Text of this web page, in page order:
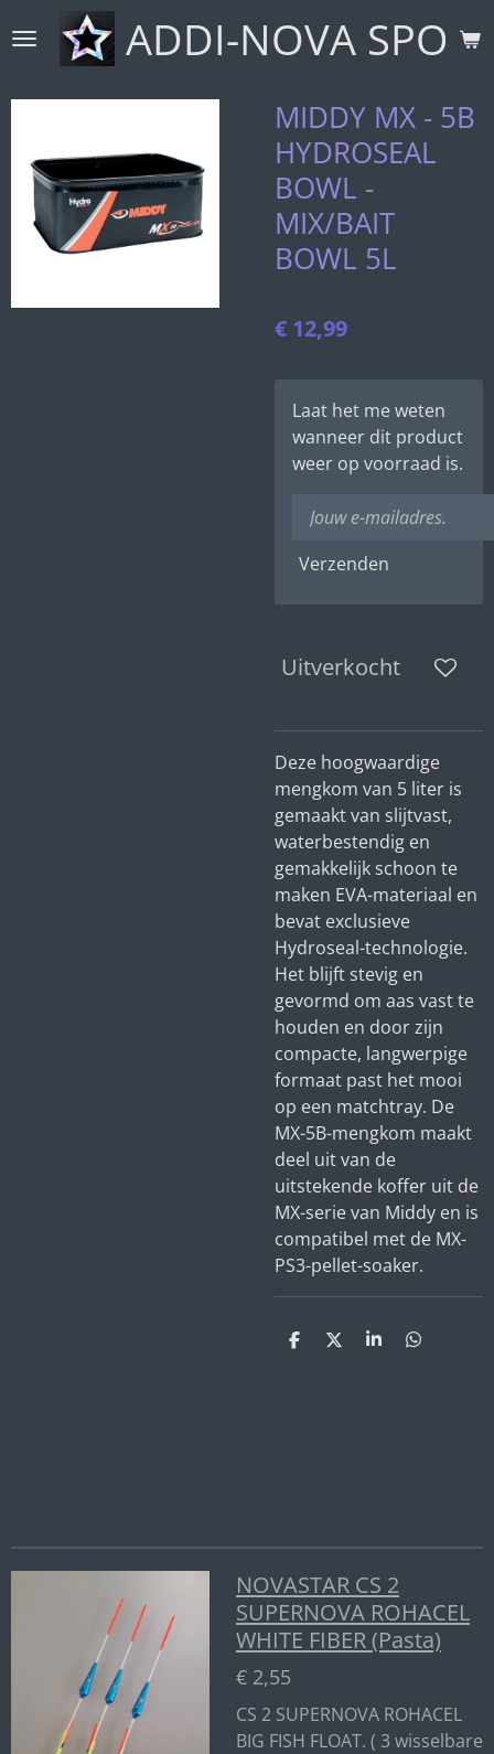
direct
de
ADDI-NOVA
MIDDY MX - 5B
HYDROSEAL
BOWL -
MIX/BAIT
BOWL 5L
€ 12,99
Laat het me weten
wanneer dit product
weer op voorraad is.
Verzenden
Uitverkocht
Deze hoogwaardige
mengkom van 5 liter is
gemaakt van slijtvast,
waterbestendig en
gemakkelijk schoon te
maken EVA-materiaal en
bevat exclusieve
Hydroseal-technologie.
Het blijft stevig en
gevormd om aas vast te
houden en door zijn
compacte, langwerpige
formaat past het mooi
op een matchtray. De
MX-5B-mengkom maakt
deel uit van de
uitstekende koffer uit de
MX-serie van Middy en is
compatibel met de MX-
PS3-pellet-soaker.
D
D
S
D
NOVASTAR CS 2
SUPERNOVA ROHACEL
WHITE FIBER (Pasta)
€ 2,55
CS 2 SUPERNOVA ROHACEL
BIG FISH FLOAT. ( 3 wisselbare